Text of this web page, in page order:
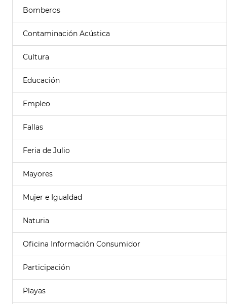
Bomberos
Contaminación Acústica
Cultura
Educación
Empleo
Fallas
Feria de Julio
Mayores
Mujer e Igualdad
Naturia
Oficina Información Consumidor
Participación
Playas